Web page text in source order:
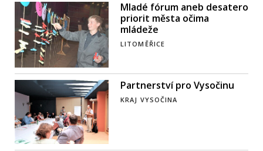
Mladé fórum aneb desatero
priorit města očima
mládeže
LITOMĚŘICE
Partnerství pro Vysočinu
KRAJ VYSOČINA